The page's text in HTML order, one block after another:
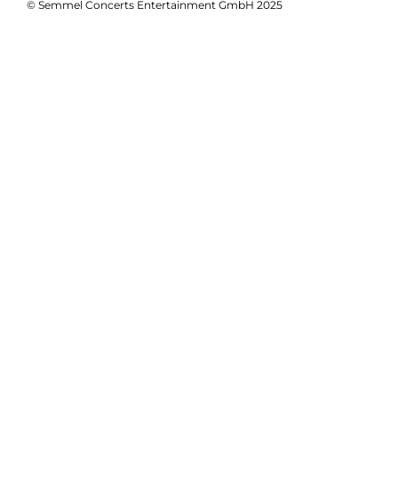
© Semmel Concerts Entertainment GmbH 2025